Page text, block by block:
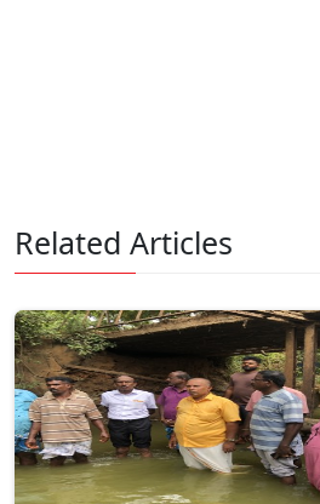
Related Articles